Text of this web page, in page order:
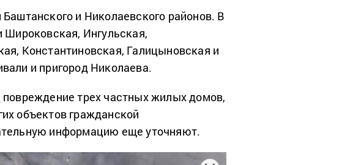
и Николаевского районов. В
Широковская, Ингульская,
Константиновская, Галицыновская и
и пригород Николаева.
повреждение трех частных жилых домов,
объектов гражданской
информацию еще уточняют.